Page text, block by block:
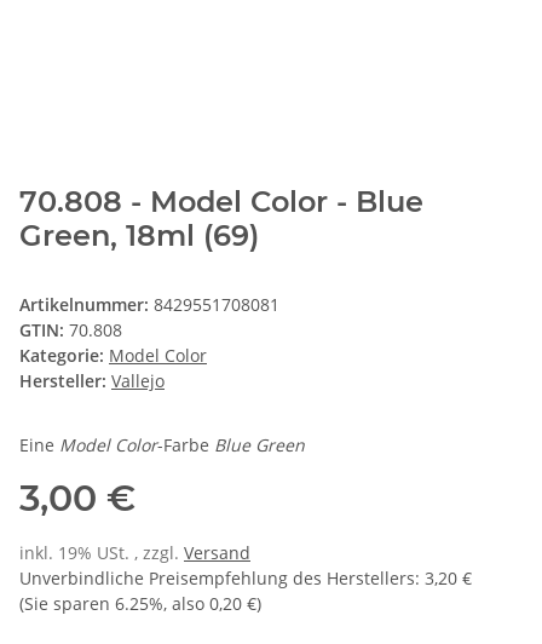
70.808 - Model Color - Blue
Green, 18ml (69)
Artikelnummer: 8429551708081
GTIN: 70.808
Kategorie: Model Color
Hersteller: Vallejo
Eine Model Color-Farbe Blue Green
3,00 €
inkl. 19% USt. , zzgl. Versand
Unverbindliche Preisempfehlung des Herstellers: 3,20 €
(Sie sparen 6.25%, also 0,20 €)